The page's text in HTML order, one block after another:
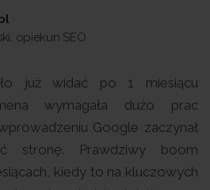
opiekun SEO
już widać po 1 miesiącu
wymagała dużo prac
Google zaczynał
stronę. Prawdziwy boom
kiedy to na kluczowych